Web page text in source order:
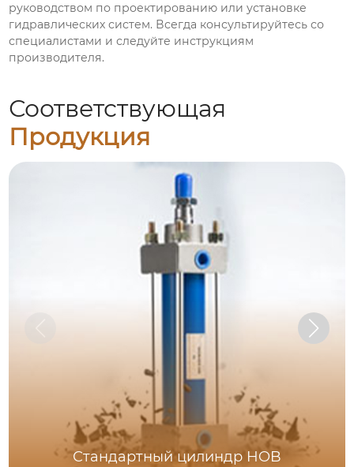
руководством по проектированию или установке
гидравлических систем. Всегда консультируйтесь со
специалистами и следуйте инструкциям
производителя.
Соответствующая
Продукция
Стандартный цилиндр HOB